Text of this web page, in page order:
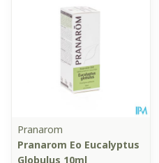
Pranarom
Pranarom Eo Eucalyptus
Globulus 10ml